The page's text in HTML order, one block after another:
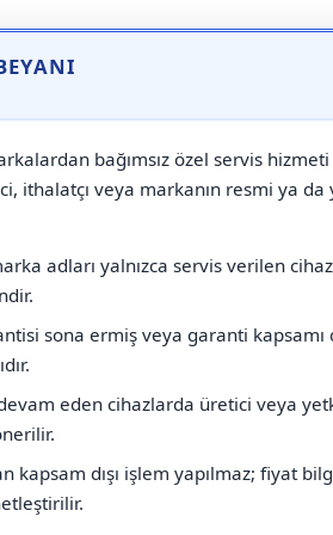
bağımsız özel servis hizmeti
ithalatçı veya markanın resmi ya da
adları yalnızca servis verilen
sona ermiş veya garanti kapsamı
eden cihazlarda üretici veya
kapsam dışı işlem yapılmaz; fiyat
⚠️ Markadan Bağımsız
geçerek Termodinamik